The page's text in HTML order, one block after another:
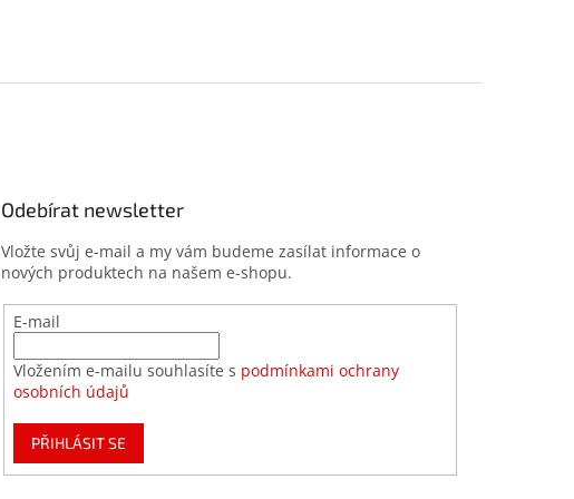
Odebírat newsletter
Vložte svůj e-mail a my vám budeme zasílat informace o
nových produktech na našem e-shopu.
E-mail
Vložením e-mailu souhlasíte s podmínkami ochrany
osobních údajů
PŘIHLÁSIT SE